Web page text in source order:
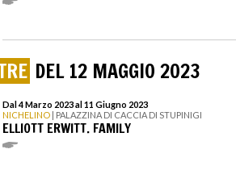
DEL 12 MAGGIO 2023
Dal 4 Marzo 2023 al 11 Giugno 2023
NICHELINO | PALAZZINA DI CACCIA DI STUPINIGI
ELLIOTT ERWITT. FAMILY